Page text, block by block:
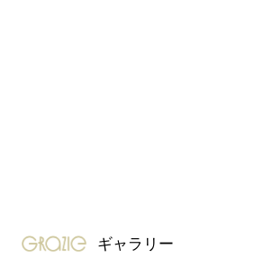
gravure-grazie
ギャラリー